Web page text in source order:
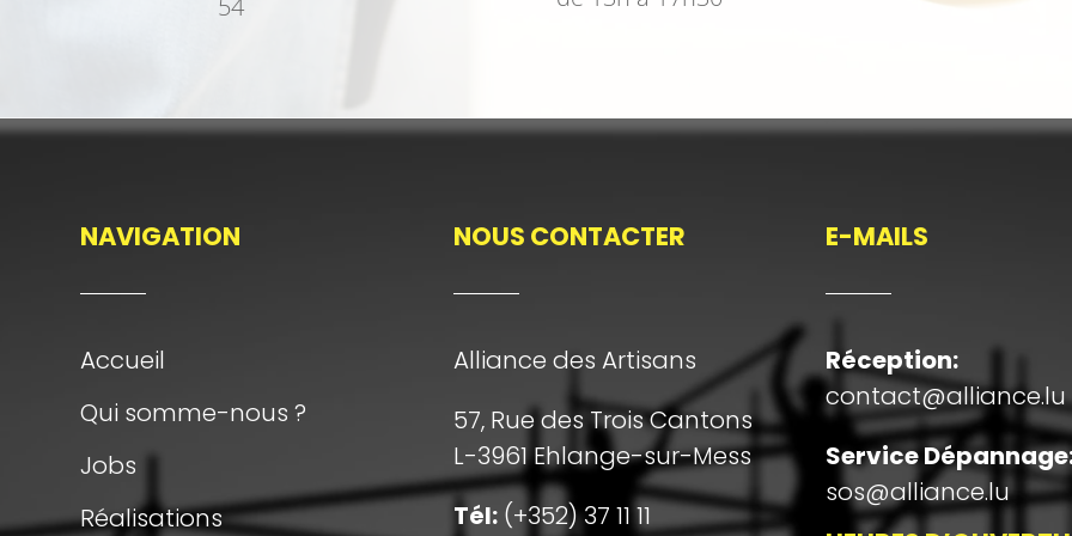
NAVIGATION
Accueil
Qui somme-nous ?
Jobs
Réalisations
NOUS CONTACTER
Alliance des Artisans
57, Rue des Trois Cantons
L-3961 Ehlange-sur-Mess
Tél: (+352) 37 11 11
E-MAILS
Réception:
contact@alliance.lu
Service
sos@alliance.lu